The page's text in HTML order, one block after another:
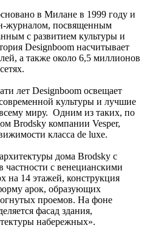
в Милане в 1999 году и
журналом, посвященным
с развитием культуры и
Designboom насчитывает
а также около 6,5 миллионов
лет Designboom освещает
культуры и лучшие
миру. Одним из таких, по
Brodsky компании Vesper,
класса de luxe.
дома Brodsky с
частности с венецианскими
на 14 этажей, конструкция
арок, образующих
проемов. На фоне
фасад здания,
набережных».